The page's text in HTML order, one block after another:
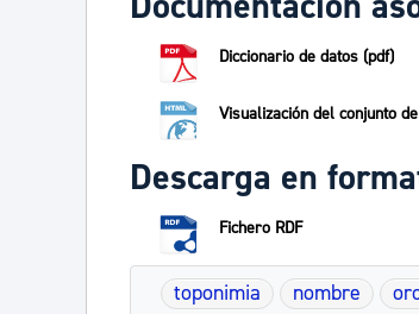
Diccionario de datos (pdf)
Visualización del conjunto
Descarga en
Fichero RDF
toponimia nombre